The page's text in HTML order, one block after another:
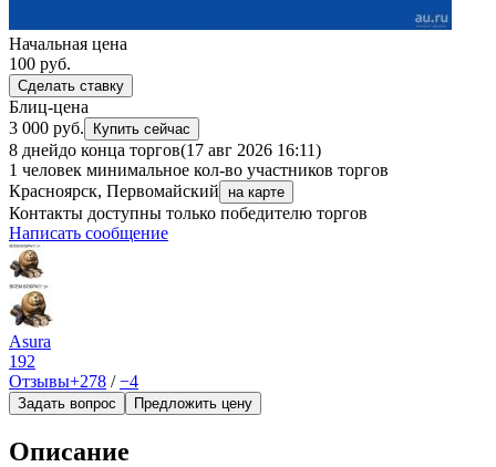
Начальная цена
100 руб.
Сделать ставку
Блиц-цена
3 000 руб.
Купить сейчас
8 днейдо конца торгов(17 авг 2026 16:11)
1 человек минимальное кол-во участников торгов
Красноярск, Первомайский
на карте
Контакты доступны только победителю торгов
Написать сообщение
Asura
192
Отзывы+278 /−4
Задать вопрос Предложить цену
Описание